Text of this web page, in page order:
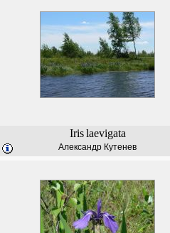
Iris laevigata
Александр Кутенев